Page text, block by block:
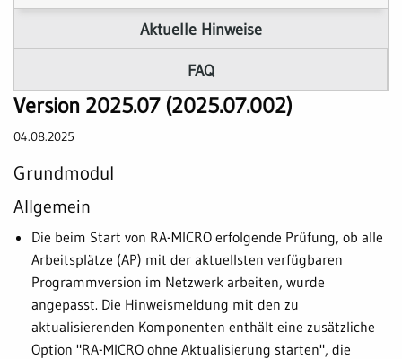
Aktuelle Hinweise
FAQ
Version 2025.07 (2025.07.002)
04.08.2025
Grundmodul
Allgemein
Die beim Start von RA-MICRO erfolgende Prüfung, ob alle
Arbeitsplätze (AP) mit der aktuellsten verfügbaren
Programmversion im Netzwerk arbeiten, wurde
angepasst. Die Hinweismeldung mit den zu
aktualisierenden Komponenten enthält eine zusätzliche
Option "RA-MICRO ohne Aktualisierung starten", die